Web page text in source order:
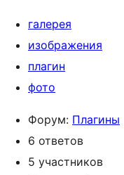
галерея
изображения
плагин
фото
Форум: Плагины
6 ответов
5 участников